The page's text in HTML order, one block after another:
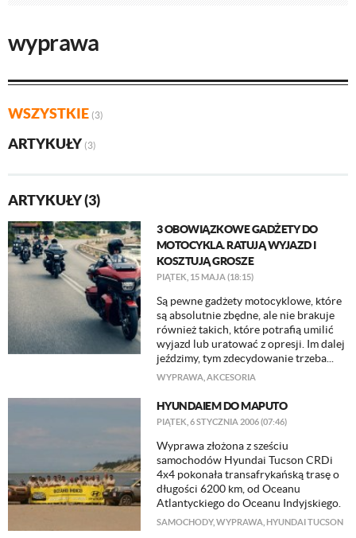
wyprawa
WSZYSTKIE (3)
ARTYKUŁY (3)
ARTYKUŁY (3)
3 OBOWIĄZKOWE GADŻETY DO
MOTOCYKLA. RATUJĄ WYJAZD I
KOSZTUJĄ GROSZE
PIĄTEK, 15 MAJA (18:15)
Są pewne gadżety motocyklowe, które
są absolutnie zbędne, ale nie brakuje
również takich, które potrafią umilić
wyjazd lub uratować z opresji. Im dalej
jeździmy, tym zdecydowanie trzeba...
WYPRAWA AKCESORIA
HYUNDAIEM DO MAPUTO
PIĄTEK, 6 STYCZNIA 2006 (07:46)
Wyprawa złożona z sześciu
samochodów Hyundai Tucson CRDi
4x4 pokonała transafrykańską trasę o
długości 6200 km, od Oceanu
Atlantyckiego do Oceanu Indyjskiego.
SAMOCHODY, WYPRAWA HYUNDAI TUCSON